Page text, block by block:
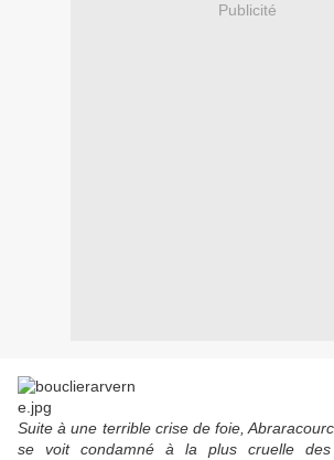
Publicité
Suite à une terrible crise de foie,
se voit condamné à la plus cruelle